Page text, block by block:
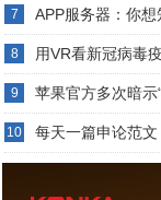
7 APP服务器：你
8 用VR看新冠病毒
9 苹果官方多次暗示
10 每天一篇申论范